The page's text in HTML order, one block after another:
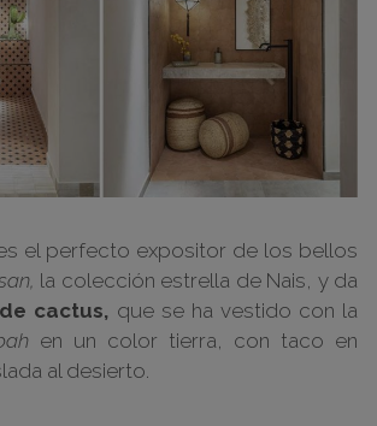
el perfecto expositor de los bellos
la colección estrella de Nais, y da
cactus, que se ha vestido con la
en un color tierra, con taco en
al desierto.